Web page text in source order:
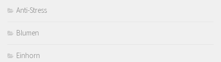
Anti-Stress
Blumen
Einhorn